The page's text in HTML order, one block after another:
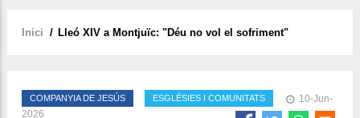
Fil
Inici / Lleó XIV a Montjuïc: "Déu no vol el sofriment"
COMPANYIA DE JESÚS ESGLÉSIES I COMUNITATS
10-Jun-
2026